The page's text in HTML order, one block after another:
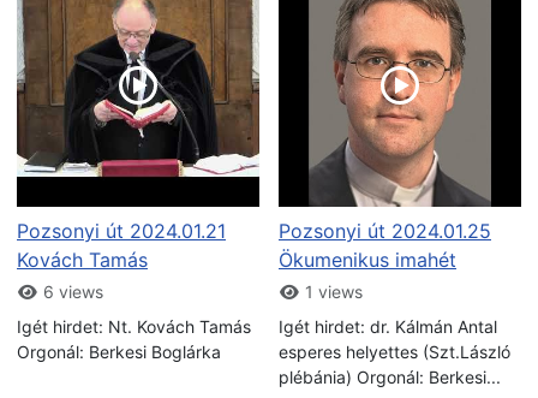
Pozsonyi út 2024.01.21
Kovách Tamás
6 views
Igét hirdet: Nt. Kovách Tamás
Orgonál: Berkesi Boglárka
Pozsonyi út 2024.01.25
Ökumenikus imahét
1 views
Igét hirdet: dr. Kálmán Antal
esperes helyettes (Szt.László
plébánia) Orgonál: Berkesi...